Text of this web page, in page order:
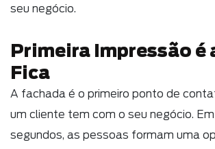
seu negócio.
Primeira Impressão é
Fica
A fachada é o primeiro ponto de
um cliente tem com o seu negócio.
segundos, as pessoas formam uma